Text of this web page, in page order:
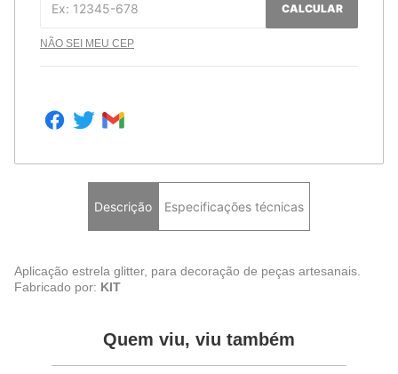
CALCULAR
NÃO SEI MEU CEP
Descrição Especificações técnicas
Aplicação estrela glitter, para decoração de peças artesanais.
Fabricado por: KIT
Quem viu, viu também